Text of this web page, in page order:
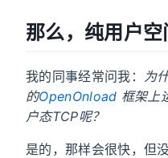
那么，纯用户空
我的同事经常问我：
为
的OpenOnload 框架上
户态TCP呢？
是的，那样会很快，但